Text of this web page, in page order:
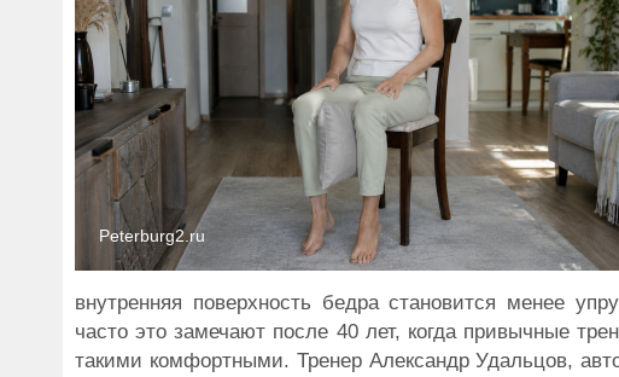
Peterburg2.ru
внутренняя поверхность бедра становится менее
часто это замечают после 40 лет, когда привычные
такими комфортными. Тренер Александр Удальцов,